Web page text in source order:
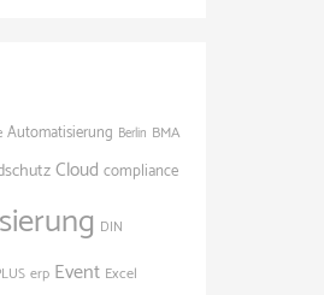
Automatisierung Berlin BMA
Cloud compliance
DIN
erp Event Excel